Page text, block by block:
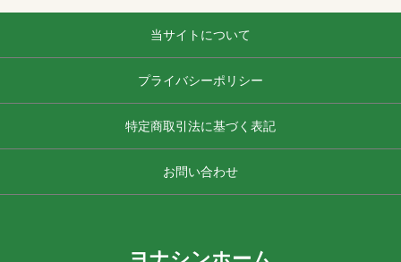
当サイトについて
プライバシーポリシー
特定商取引法に基づく表記
お問い合わせ